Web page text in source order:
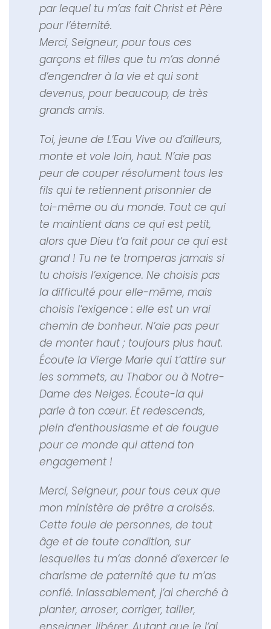
par lequel tu m’as fait Christ et Père
pour l’éternité.
Merci, Seigneur, pour tous ces
garçons et filles que tu m’as donné
d’engendrer à la vie et qui sont
devenus, pour beaucoup, de très
grands amis.
Toi, jeune de L’Eau Vive ou d’ailleurs,
monte et vole loin, haut. N’aie pas
peur de couper résolument tous les
fils qui te retiennent prisonnier de
toi-même ou du monde. Tout ce qui
te maintient dans ce qui est petit,
alors que Dieu t’a fait pour ce qui est
grand ! Tu ne te tromperas jamais si
tu choisis l’exigence. Ne choisis pas
la difficulté pour elle-même, mais
choisis l’exigence : elle est un vrai
chemin de bonheur. N’aie pas peur
de monter haut ; toujours plus haut.
Écoute la Vierge Marie qui t’attire sur
les sommets, au Thabor ou à Notre-
Dame des Neiges. Écoute-la qui
parle à ton cœur. Et redescends,
plein d’enthousiasme et de fougue
pour ce monde qui attend ton
engagement !
Merci, Seigneur, pour tous ceux que
mon ministère de prêtre a croisés.
Cette foule de personnes, de tout
âge et de toute condition, sur
lesquelles tu m’as donné d’exercer le
charisme de paternité que tu m’as
confié. Inlassablement, j’ai cherché à
planter, arroser, corriger, tailler,